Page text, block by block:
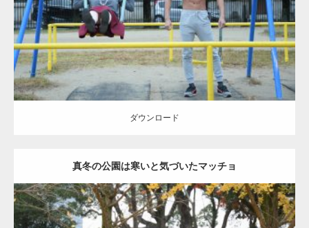
ダウンロード
ダウンロード
真冬の公園は寒いと気づいたマッチョ